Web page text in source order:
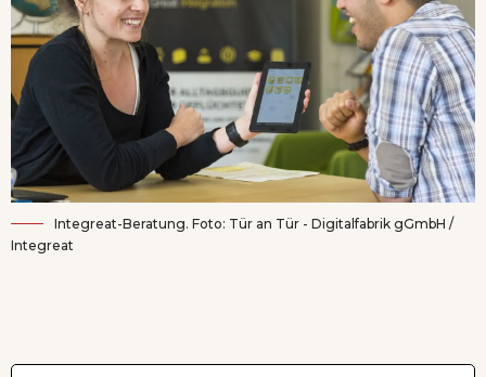
Integreat-Beratung. Foto: Tür an Tür - Digitalfabrik gGmbH /
Integreat